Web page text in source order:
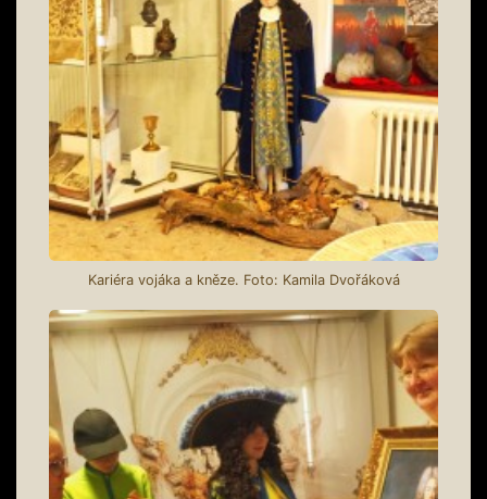
Kariéra vojáka a kněze. Foto: Kamila Dvořáková